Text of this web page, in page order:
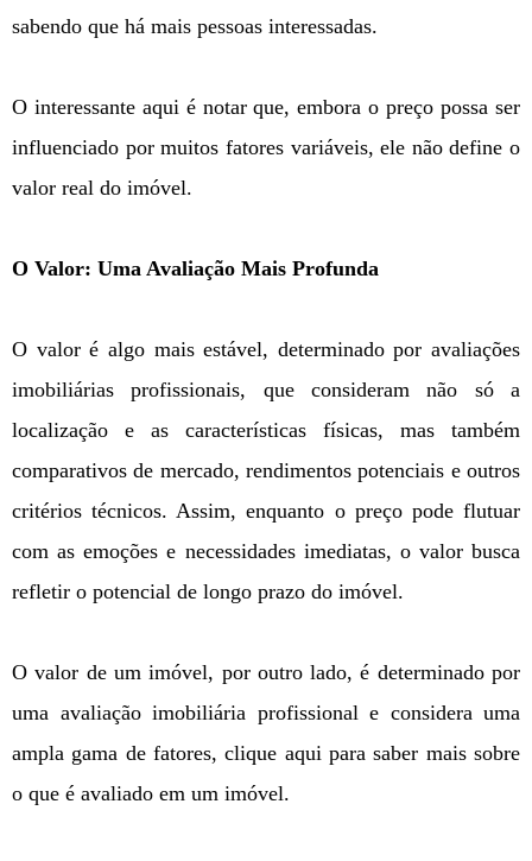
sabendo que há mais pessoas interessadas.
O interessante aqui é notar que, embora o preço possa ser
influenciado por muitos fatores variáveis, ele não define o
valor real do imóvel.
O Valor: Uma Avaliação Mais Profunda
O valor é algo mais estável, determinado por avaliações
imobiliárias profissionais, que consideram não só a
localização e as características físicas, mas também
comparativos de mercado, rendimentos potenciais e outros
critérios técnicos. Assim, enquanto o preço pode flutuar
com as emoções e necessidades imediatas, o valor busca
refletir o potencial de longo prazo do imóvel.
O valor de um imóvel, por outro lado, é determinado por
uma avaliação imobiliária profissional e considera uma
ampla gama de fatores, clique aqui para saber mais sobre
o que é avaliado em um imóvel.